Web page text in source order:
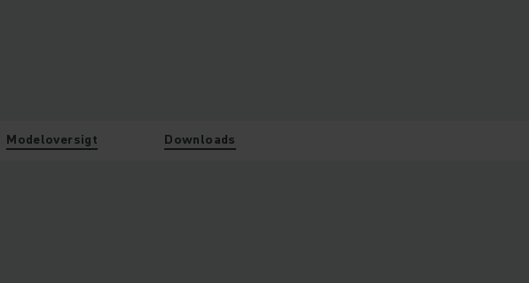
Modeloversigt Downloads